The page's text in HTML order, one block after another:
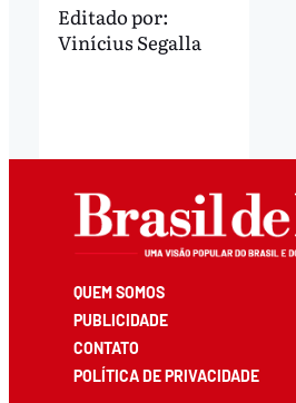
Editado por:
Vinícius Segalla
QUEM SOMOS
PUBLICIDADE
CONTATO
POLÍTICA DE PRIVACIDADE